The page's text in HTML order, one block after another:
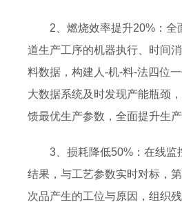
2、燃烧效率提升20%：全
道生产工序的机器执行、时间
料数据，构建人-机-料-法四位
大数据系统及时发现产能瓶颈
馈最优生产参数，全面提升生产
3、损耗降低50%：在线监
结果，与工艺参数实时对标，
次品产生的工位与原因，组织